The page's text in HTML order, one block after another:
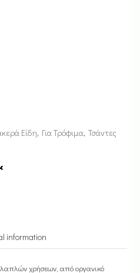
Είδη, Για Τρόφιμα, Τσάντες
information
χρήσεων, από οργανικό